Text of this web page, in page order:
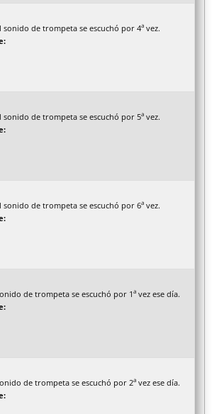
sonido de trompeta se escuchó por 4a vez.
sonido de trompeta se escuchó por 5a vez.
sonido de trompeta se escuchó por 6a vez.
de trompeta se escuchó por 1a vez ese día.
de trompeta se escuchó por 2a vez ese día.